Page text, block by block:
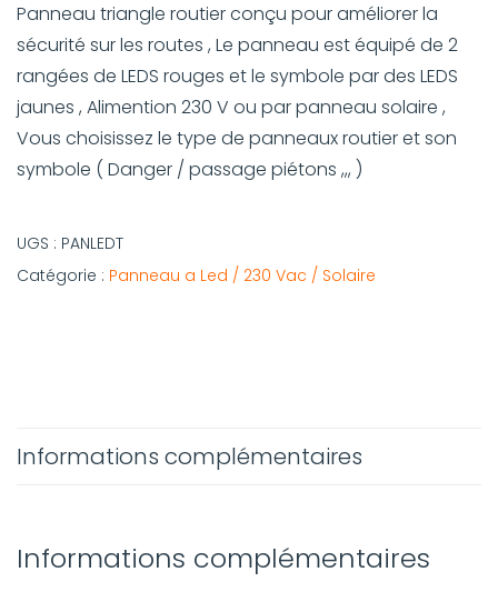
Panneau triangle routier conçu pour améliorer la
sécurité sur les routes , Le panneau est équipé de 2
rangées de LEDS rouges et le symbole par des LEDS
jaunes , Alimention 230 V ou par panneau solaire ,
Vous choisissez le type de panneaux routier et son
symbole ( Danger / passage piétons ,,, )
UGS : PANLEDT
Catégorie : Panneau a Led / 230 Vac / Solaire
Informations complémentaires
Informations complémentaires